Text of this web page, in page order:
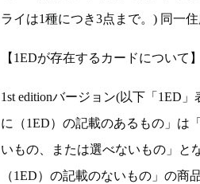
ライは1種につき3点まで。) 同一
【1EDが存在するカードについて】
1st editionバージョン(以下「1ED
に（1ED）の記載のあるもの」は
いもの、または選べないもの」と
（1ED）の記載のないもの」の商